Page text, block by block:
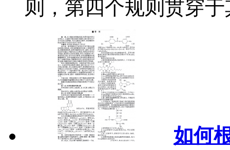
则，第四个规则贯穿于
如何